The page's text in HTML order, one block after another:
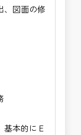
、図面の修
本的にＥ